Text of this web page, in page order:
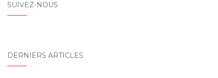
SUIVEZ-NOUS
DERNIERS ARTICLES